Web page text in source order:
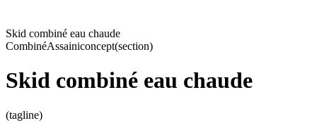
Skid combiné eau chaude
CombinéAssainiconcept(section)
Skid combiné eau chaude
(tagline)